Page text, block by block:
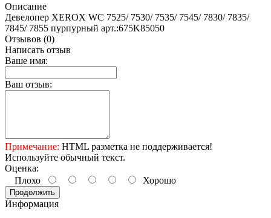
Описание
Девелопер XEROX WC 7525/ 7530/ 7535/ 7545/ 7830/ 7835/
7845/ 7855 пурпурный арт.:675K85050
Отзывов (0)
Написать отзыв
Ваше имя:
Ваш отзыв:
Примечание: HTML разметка не поддерживается!
Используйте обычный текст.
Оценка:
Плохо
Хорошо
Продолжить
Информация